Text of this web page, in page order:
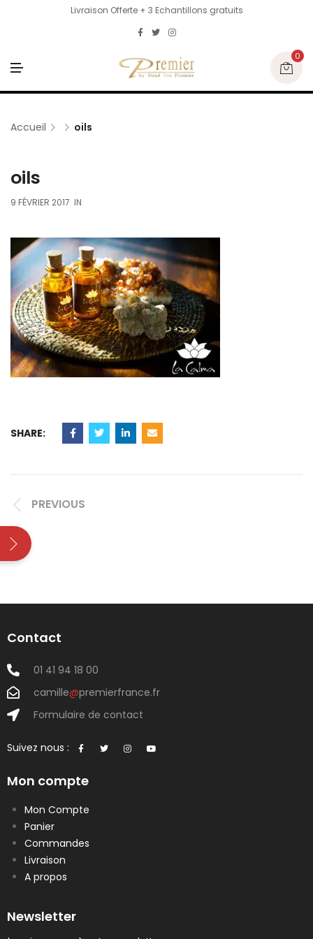
Livraison Offerte + 3 Echantillons gratuits
N
U
0
Accueil oils
oils
9 FÉVRIER 2017 IN
SHARE:
PREVIOUS
Contact
01 41 94 18 00
camille@premierfrance.fr
Formulaire de contact
Suivez nous :
Mon compte
Mon Compte
Panier
Commandes
Livraison
A propos
Newsletter